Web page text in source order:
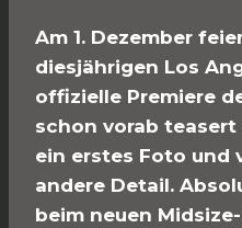
Am 1. Dezember
diesjährigen Los
offizielle Premiere
schon vorab teasert
ein erstes Foto und
andere Detail.
beim neuen